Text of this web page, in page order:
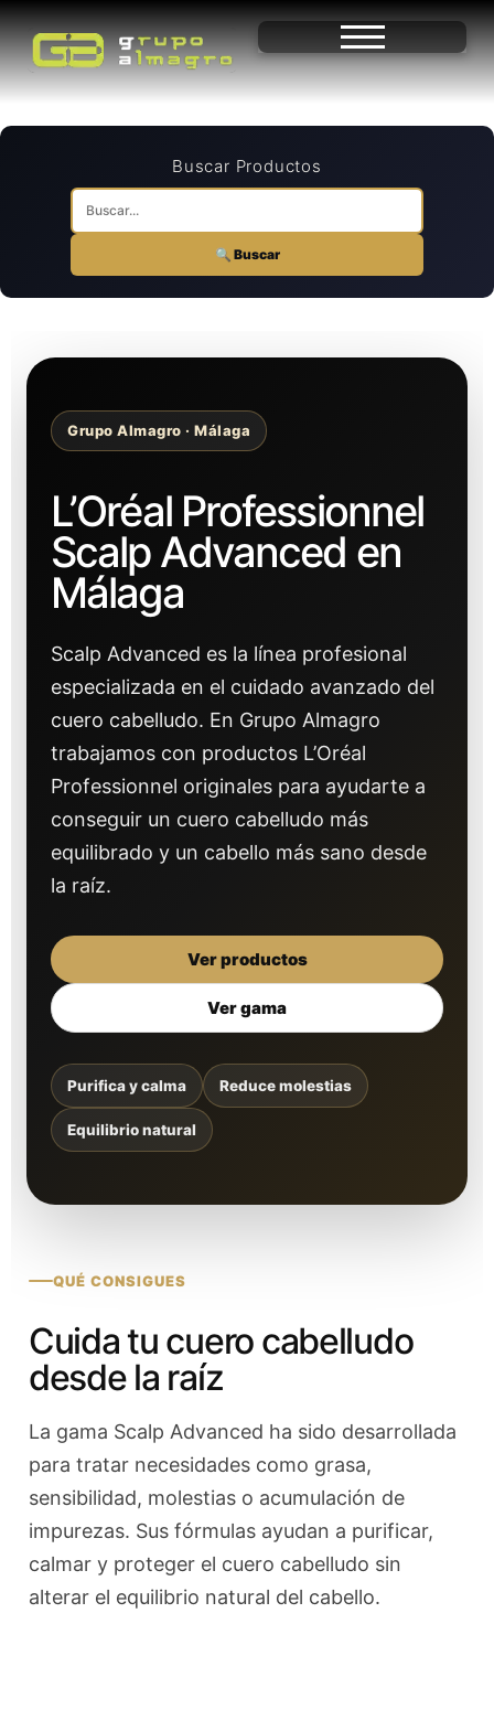
Buscar Productos
🔍 Buscar
Grupo Almagro · Málaga
L’Oréal Professionnel
Scalp Advanced en
Málaga
Scalp Advanced es la línea profesional
especializada en el cuidado avanzado del
cuero cabelludo. En Grupo Almagro
trabajamos con productos L’Oréal
Professionnel originales para ayudarte a
conseguir un cuero cabelludo más
equilibrado y un cabello más sano desde
la raíz.
Ver productos
Ver gama
Purifica y calma Reduce molestias
Equilibrio natural
QUÉ CONSIGUES
Cuida tu cuero cabelludo
desde la raíz
La gama Scalp Advanced ha sido desarrollada
para tratar necesidades como grasa,
sensibilidad, molestias o acumulación de
impurezas. Sus fórmulas ayudan a purificar,
calmar y proteger el cuero cabelludo sin
alterar el equilibrio natural del cabello.